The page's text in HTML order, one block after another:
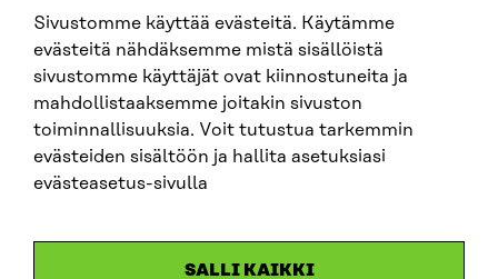
Sivustomme käyttää evästeitä. Käytämme
evästeitä nähdäksemme mistä sisällöistä
sivustomme käyttäjät ovat kiinnostuneita ja
mahdollistaaksemme joitakin sivuston
toiminnallisuuksia. Voit tutustua tarkemmin
evästeiden sisältöön ja hallita asetuksiasi
evästeasetus-sivulla
SALLI KAIKKI
SITRA SOSIAALISESSA MEDIASSA
LinkedIn
Instagram
YouTube